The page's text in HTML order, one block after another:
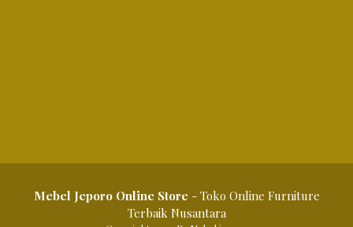
Mebel Jeporo Online Store- Toko Online Furniture
Terbaik Nusantara